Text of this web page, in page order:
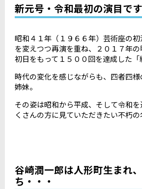
新元号・令和最初の演目で
昭和４１年（１９６６年）芸術座の
を変えつつ再演を重ね、２０１７年
初日をもって１５００回を達成した「
時代の変化を感じながらも、四者四
姉妹。
その姿は昭和から平成、そして令和
くさんの方に見ていただきたい不朽の
谷崎潤一郎は人形町生まれ
ち・・・